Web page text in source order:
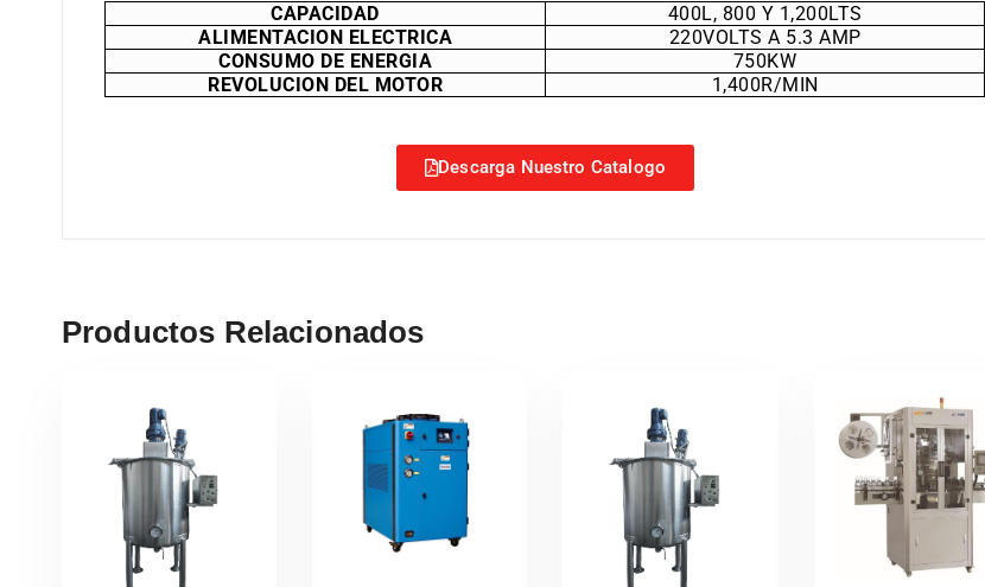
CAPACIDAD
400L, 800 Y 1,200LTS
ALIMENTACION ELECTRICA
220VOLTS A 5.3 AMP
CONSUMO DE ENERGIA
750KW
REVOLUCION DEL MOTOR
1,400R/MIN
Descarga Nuestro Catalogo
Productos Relacionados